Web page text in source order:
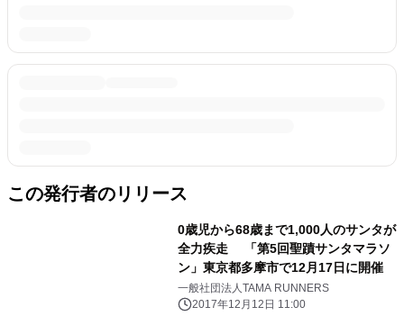
この発行者のリリース
0歳児から68歳まで1,000人のサンタが
全力疾走 「第5回聖蹟サンタマラソ
ン」東京都多摩市で12月17日に開催
一般社団法人TAMA RUNNERS
2017年12月12日 11:00